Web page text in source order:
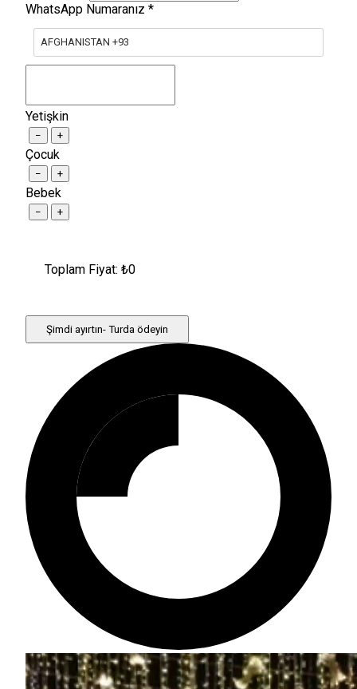
WhatsApp Numaranız *
AFGHANISTAN +93
Yetişkin
− +
Çocuk
− +
Bebek
− +
Toplam Fiyat: ₺0
Şimdi ayırtın- Turda ödeyin